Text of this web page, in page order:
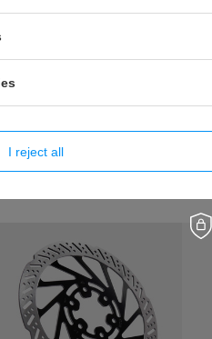
textile anti-saleté pour
arrière / chaussette
16,70 EUR / pièces
I reject all